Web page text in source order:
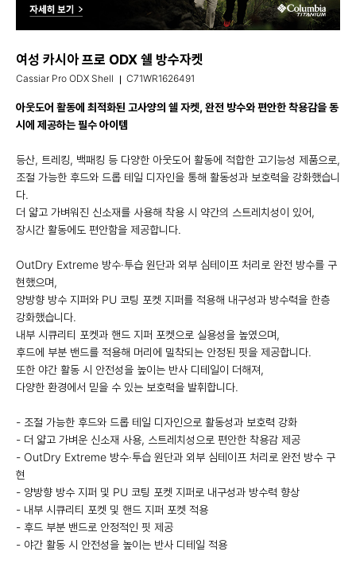
여성 카시아 프로 ODX 쉘 방수자켓
Cassiar Pro ODX Shell C71WR1626491
아웃도어 활동에 최적화된 고사양의 쉘 자켓, 완전 방수와 편안한 착용감을 동
시에 제공하는 필수 아이템
등산, 트레킹, 백패킹 등 다양한 아웃도어 활동에 적합한 고기능성 제품으로,
조절 가능한 후드와 드롭 테일 디자인을 통해 활동성과 보호력을 강화했습니
다.
더 얇고 가벼워진 신소재를 사용해 착용 시 약간의 스트레치성이 있어,
장시간 활동에도 편안함을 제공합니다.
OutDry Extreme 방수·투습 원단과 외부 심테이프 처리로 완전 방수를 구
현했으며,
양방향 방수 지퍼와 PU 코팅 포켓 지퍼를 적용해 내구성과 방수력을 한층
강화했습니다.
내부 시큐리티 포켓과 핸드 지퍼 포켓으로 실용성을 높였으며,
후드에 부분 밴드를 적용해 머리에 밀착되는 안정된 핏을 제공합니다.
또한 야간 활동 시 안전성을 높이는 반사 디테일이 더해져,
다양한 환경에서 믿을 수 있는 보호력을 발휘합니다.
- 조절 가능한 후드와 드롭 테일 디자인으로 활동성과 보호력 강화
- 더 얇고 가벼운 신소재 사용, 스트레치성으로 편안한 착용감 제공
- OutDry Extreme 방수·투습 원단과 외부 심테이프 처리로 완전 방수 구
현
- 양방향 방수 지퍼 및 PU 코팅 포켓 지퍼로 내구성과 방수력 향상
- 내부 시큐리티 포켓 및 핸드 지퍼 포켓 적용
- 후드 부분 밴드로 안정적인 핏 제공
- 야간 활동 시 안전성을 높이는 반사 디테일 적용